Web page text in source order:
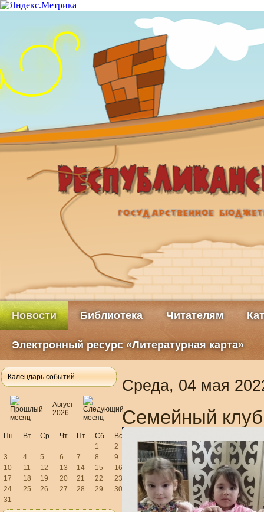
Новости Библиотека Читателям
Электронный ресурс «Литературная карта»
Календарь событий
Август
2026
Пн Вт Ср Чт Пт Сб
Вс
1
2
3
4 5 6 7 8
9
10
11 12 13 14 15
16
17
18 19 20 21 22
23
24
25 26 27 28 29
30
31
Среда, 04 мая
Семейный